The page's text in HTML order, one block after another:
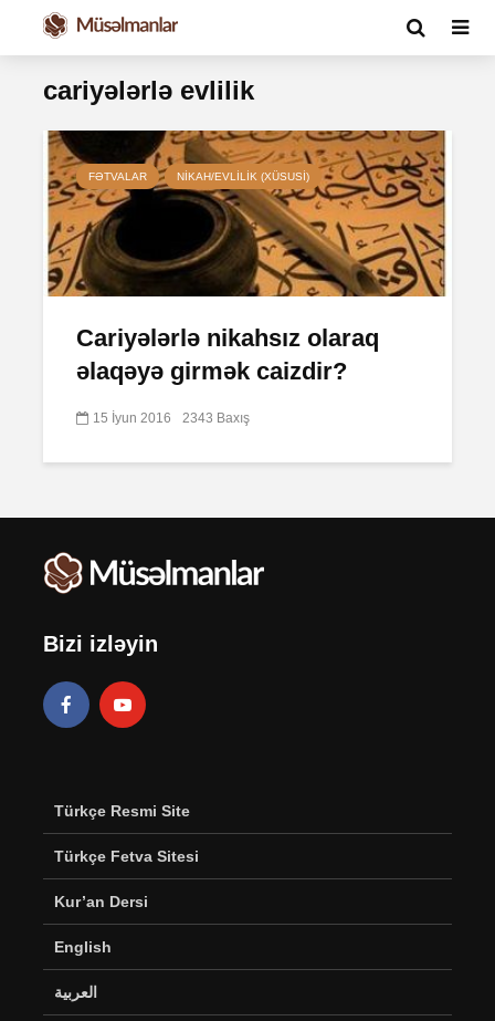
cariyələrlə evlilik
FƏTVALAR NIKAH/EVLILIK (XÜSUSI)
Cariyələrlə nikahsız olaraq
əlaqəyə girmək caizdir?
15 İyun 2016 2343 Baxış
Bizi izləyin
Türkçe Resmi Site
Türkçe Fetva Sitesi
Kur’an Dersi
English
العربية